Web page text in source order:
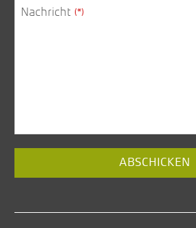
Nachricht (*)
Email
ABSCHICKEN